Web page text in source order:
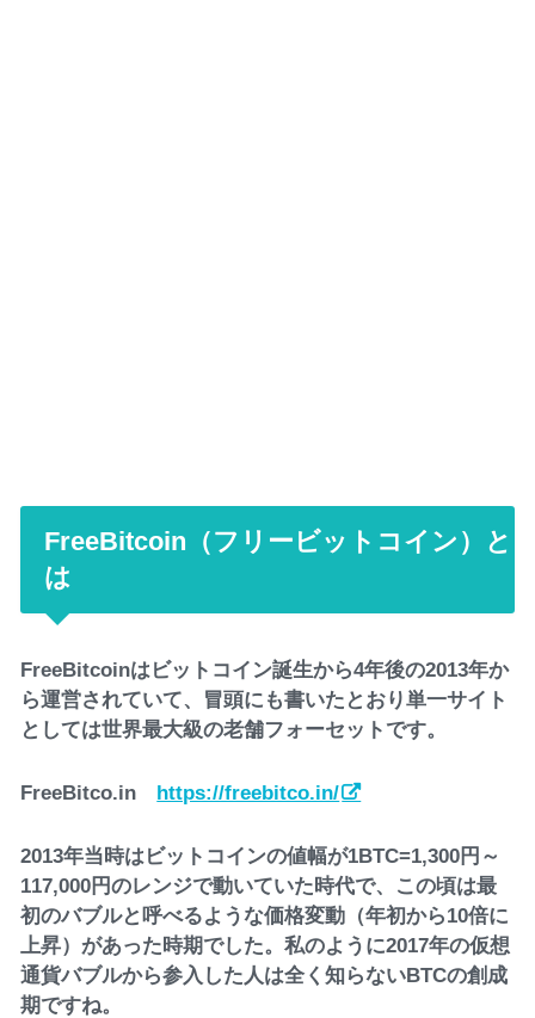
FreeBitcoin（フリービットコイン）と
は
FreeBitcoinはビットコイン誕生から4年後の2013年か
ら運営されていて、冒頭にも書いたとおり単一サイト
としては世界最大級の老舗フォーセットです。
FreeBitco.in https://freebitco.in/
2013年当時はビットコインの値幅が1BTC=1,300円～
117,000円のレンジで動いていた時代で、この頃は最
初のバブルと呼べるような価格変動（年初から10倍に
上昇）があった時期でした。私のように2017年の仮想
通貨バブルから参入した人は全く知らないBTCの創成
期ですね。